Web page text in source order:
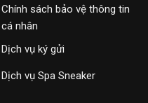
Chính sách bảo vệ thông tin
cá nhân
Dịch vụ ký gửi
Dịch vụ Spa Sneaker